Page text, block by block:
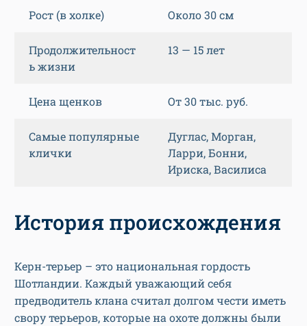
Рост (в холке) Около 30 см
Продолжительност
ь жизни
13 — 15 лет
Цена щенков От 30 тыс. руб.
Самые популярные
клички
Дуглас, Морган,
Ларри, Бонни,
Ириска, Василиса
История происхождения
Керн-терьер – это национальная гордость
Шотландии. Каждый уважающий себя
предводитель клана считал долгом чести иметь
свору терьеров, которые на охоте должны были